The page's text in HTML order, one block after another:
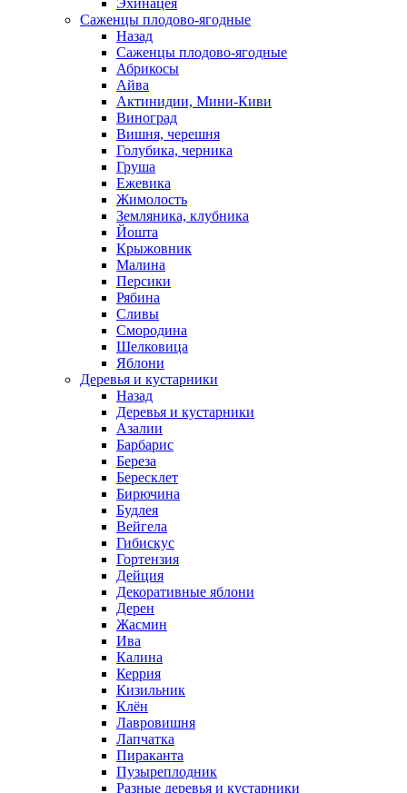
Эхинацея
Саженцы плодово-ягодные
Назад
Саженцы плодово-ягодные
Абрикосы
Айва
Актинидии, Мини-Киви
Виноград
Вишня, черешня
Голубика, черника
Груша
Ежевика
Жимолость
Земляника, клубника
Йошта
Крыжовник
Малина
Персики
Рябина
Сливы
Смородина
Шелковица
Яблони
Деревья и кустарники
Назад
Деревья и кустарники
Азалии
Барбарис
Береза
Бересклет
Бирючина
Будлея
Вейгела
Гибискус
Гортензия
Дейция
Декоративные яблони
Дерен
Жасмин
Ива
Калина
Керрия
Кизильник
Клён
Лавровишня
Лапчатка
Пираканта
Пузыреплодник
Разные деревья и кустарники